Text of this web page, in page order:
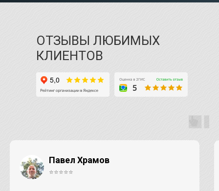
ОТЗЫВЫ ЛЮБИМЫХ
КЛИЕНТОВ
Павел Храмов
⭐⭐⭐⭐⭐